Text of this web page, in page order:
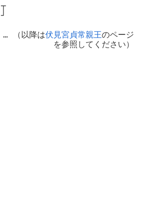
┬
┘
… （以降は伏見宮貞常親王のページ
を参照してください）